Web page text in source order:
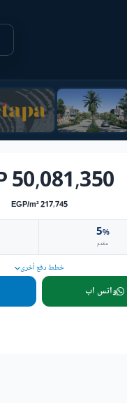
50,081,350 EGP
217,745 EGP/m²
5%
مقدم
خطط دفع أخرى
واتس اب